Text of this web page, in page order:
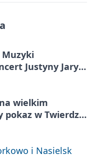
Justyny Jary i
wielkim
pokaz w Twierdzy
i Nasielsk